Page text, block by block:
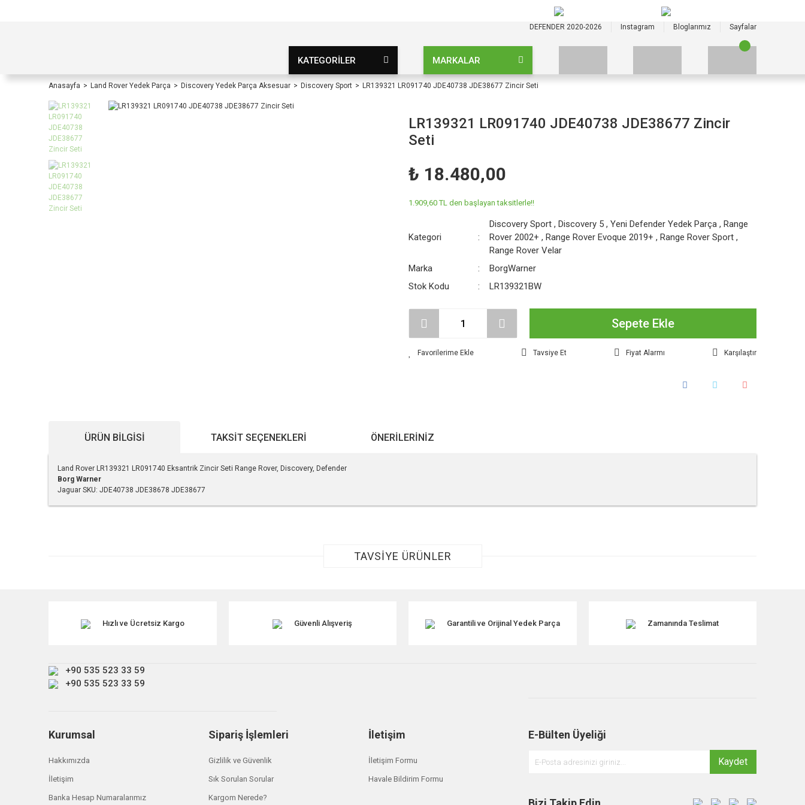
DEFENDER 2020-2026 Instagram Bloglarımız Sayfalar
KATEGORİLER MARKALAR
Anasayfa Land Rover Yedek Parça Discovery Yedek Parça Aksesuar Discovery Sport LR139321 LR091740 JDE40738 JDE38677 Zincir Seti
LR139321 LR091740 JDE40738 JDE38677 Zincir
Seti
₺ 18.480,00
1.909,60 TL den başlayan taksitlerle!!
Kategori
Discovery Sport ,Discovery 5 ,Yeni Defender Yedek Parça ,Range
Rover 2002+ ,Range Rover Evoque 2019+ ,Range Rover Sport ,
Range Rover Velar
Marka
BorgWarner
Stok Kodu
LR139321BW
Sepete Ekle
Tavsiye Et Fiyat Alarmı Karşılaştır
ÜRÜN BILGISI TAKSIT SEÇENEKLERI ÖNERILERINIZ
Land Rover LR139321 LR091740 Eksantrik Zincir Seti Range Rover, Discovery, Defender
Borg Warner
Jaguar SKU: JDE40738 JDE38678 JDE38677
Bu ürüne benzer farklı alternatifler olmalı.
TAVSİYE ÜRÜNLER
Land Rover
LR091740 JDE38677 Eksantrik Zinciri Alt
Hızlı ve Ücretsiz Kargo Güvenli Alışveriş Garantili ve Orijinal Yedek Parça Zamanında Teslimat
+90 535 523 33 59
+90 535 523 33 59
Kurumsal
Hakkımızda
İletişim
Banka Hesap Numaralarımız
Sipariş İşlemleri
Gizlilik ve Güvenlik
Sık Sorulan Sorular
Kargom Nerede?
İletişim
İletişim Formu
Havale Bildirim Formu
E-Bülten Üyeliği
Kaydet